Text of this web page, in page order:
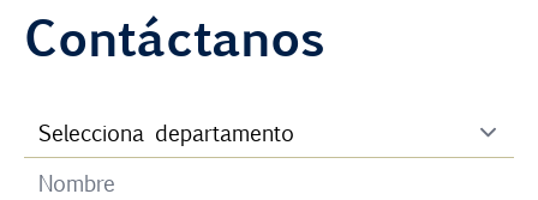
Contáctanos